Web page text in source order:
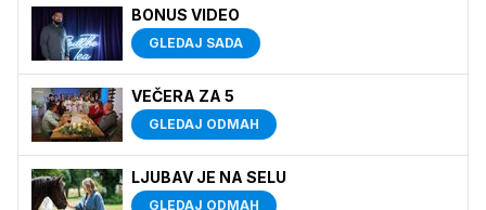
BONUS VIDEO
GLEDAJ SADA
VEČERA ZA 5
GLEDAJ ODMAH
LJUBAV JE NA SELU
GLEDAJ ODMAH